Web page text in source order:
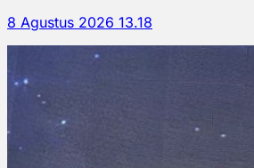
8 Agustus 2026 13.18